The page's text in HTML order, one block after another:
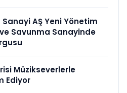
AŞ Yeni Yönetim
ve Savunma Sanayinde
Müzikseverlerle
Ediyor